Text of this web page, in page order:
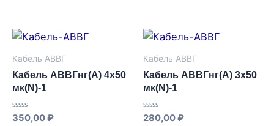
Кабель АВВГ
Кабель АВВГнг(А) 4х50
мк(N)-1
Оценка
350,00₽
Кабель АВВГ
Кабель АВВГнг(А) 3х50
мк(N)-1
Оценка
280,00₽